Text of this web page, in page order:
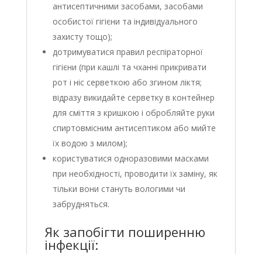
антисептичними засобами, засобами
особистої гігієни та індивідуального
захисту тощо);
дотримуватися правил респіраторної
гігієни (при кашлі та чханні прикривати
рот і ніс серветкою або згином ліктя;
відразу викидайте серветку в контейнер
для сміття з кришкою і обробляйте руки
спиртовмісним антисептиком або мийте
їх водою з милом);
користуватися одноразовими масками
при необхідності, проводити їх заміну, як
тільки вони стануть вологими чи
забрудняться.
Як запобігти поширенню
інфекції: